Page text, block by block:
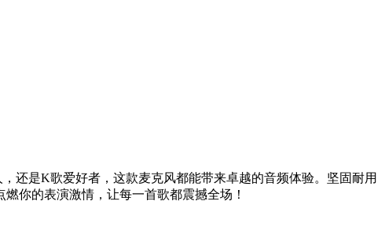
还是K歌爱好者，这款麦克风都能带来卓越的音频体验。坚固耐用
你的表演激情，让每一首歌都震撼全场！